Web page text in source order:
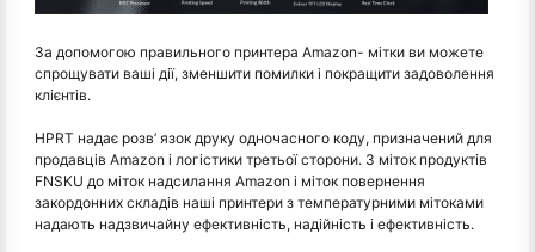
За допомогою правильного принтера Amazon- мітки ви можете
спрощувати ваші дії, зменшити помилки і покращити задоволення
клієнтів.
HPRT надає розв’ язок друку одночасного коду, призначений для
продавців Amazon і логістики третьої сторони. З міток продуктів
FNSKU до міток надсилання Amazon і міток повернення
закордонних складів наші принтери з температурними мітоками
надають надзвичайну ефективність, надійність і ефективність.